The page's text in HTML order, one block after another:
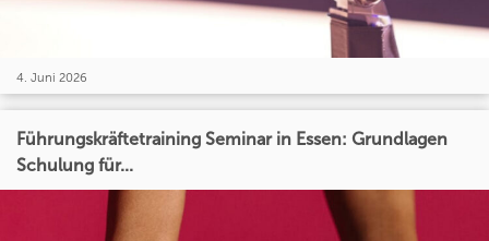
4. Juni 2026
Führungskräftetraining Seminar in Essen: Grundlagen
Schulung für...